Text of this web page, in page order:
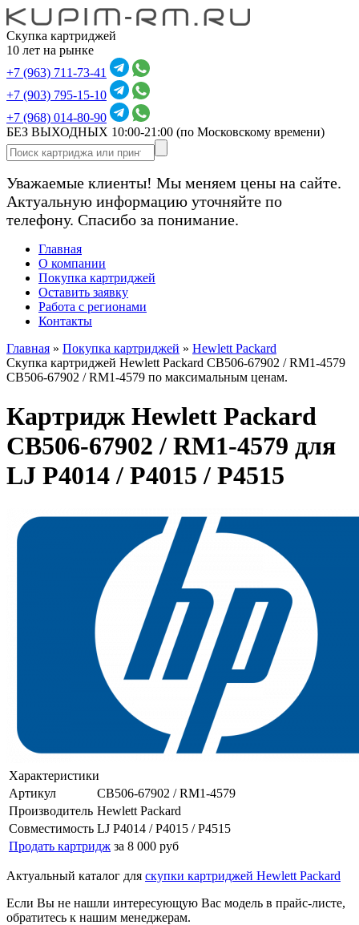
Скупка картриджей
10 лет на рынке
+7 (963) 711-73-41
+7 (903) 795-15-10
+7 (968) 014-80-90
БЕЗ ВЫХОДНЫХ 10:00-21:00 (по Московскому времени)
Уважаемые клиенты! Мы меняем цены на сайте.
Актуальную информацию уточняйте по
телефону. Спасибо за понимание.
Главная
О компании
Покупка картриджей
Оставить заявку
Работа с регионами
Контакты
Главная » Покупка картриджей » Hewlett Packard
Скупка картриджей Hewlett Packard CB506-67902 / RM1-4579
CB506-67902 / RM1-4579 по максимальным ценам.
Картридж Hewlett Packard
CB506-67902 / RM1-4579 для
LJ P4014 / P4015 / P4515
Характеристики
Артикул
CB506-67902 / RM1-4579
Производитель Hewlett Packard
Совместимость LJ P4014 / P4015 / P4515
Продать картридж за 8 000 руб
Актуальный каталог для скупки картриджей Hewlett Packard
Если Вы не нашли интересующую Вас модель в прайс-листе,
обратитесь к нашим менеджерам.